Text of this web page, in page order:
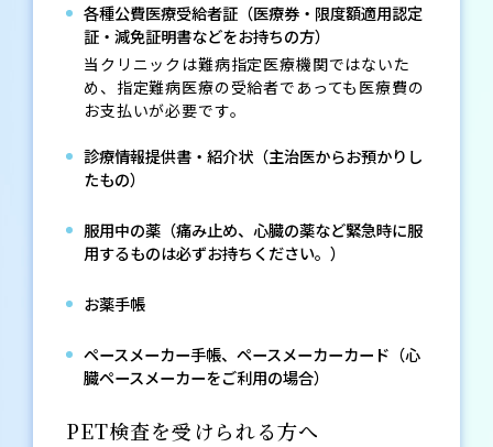
各種公費医療受給者証（医療券・限度額適用認定
証・減免証明書などをお持ちの方）
当クリニックは難病指定医療機関ではないた
め、指定難病医療の受給者であっても医療費の
お支払いが必要です。
診療情報提供書・紹介状（主治医からお預かりし
たもの）
服用中の薬（痛み止め、心臓の薬など緊急時に服
用するものは必ずお持ちください。）
お薬手帳
ペースメーカー手帳、ペースメーカーカード（心
臓ペースメーカーをご利用の場合）
PET検査を受けられる方へ